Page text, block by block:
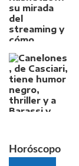
Horóscopo